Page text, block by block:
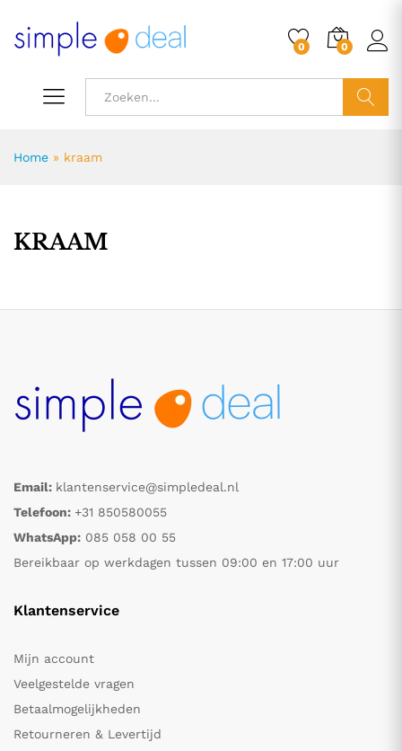
0 0
Home » kraam
KRAAM
Email: klantenservice@simpledeal.nl
Telefoon: +31 850580055
WhatsApp: 085 058 00 55
Bereikbaar op werkdagen tussen 09:00 en 17:00 uur
Klantenservice
Mijn account
Veelgestelde vragen
Betaalmogelijkheden
Retourneren & Levertijd